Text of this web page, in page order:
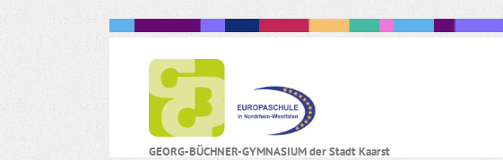
GEORG-BÜCHNER-GYMNASIUM der Stadt KaarstNavigation